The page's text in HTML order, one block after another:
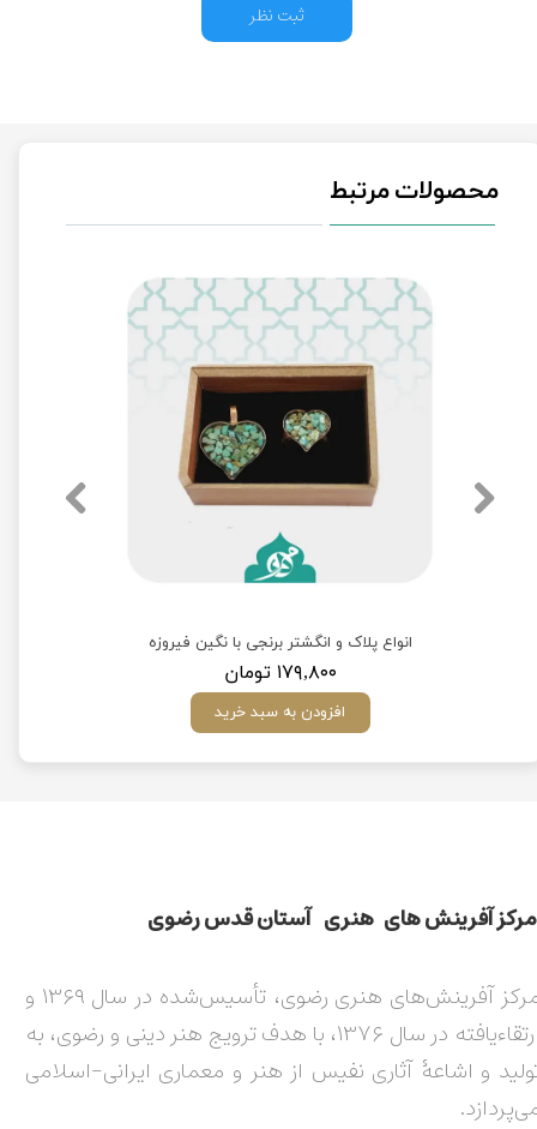
ثبت نظر
محصولات مرتبط
انواع پلاک و انگشتر برنجی با نگین فیروزه
۱۷۹,۸۰۰ تومان
افزودن به سبد خرید
مركز آفرينش های هنری آستان قدس رضوی​​​​​​​​​​​​​​
مرکز آفرینش‌های هنری رضوی، تأسیس‌شده در سال ۱۳۶۹ و
ارتقاءیافته در سال ۱۳۷۶، با هدف ترویج هنر دینی و رضوی، به
و اشاعۀ آثاری نفیس از هنر و معماری ایرانی-اسلامی